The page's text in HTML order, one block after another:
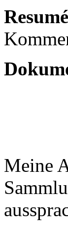
Resumé
Meine